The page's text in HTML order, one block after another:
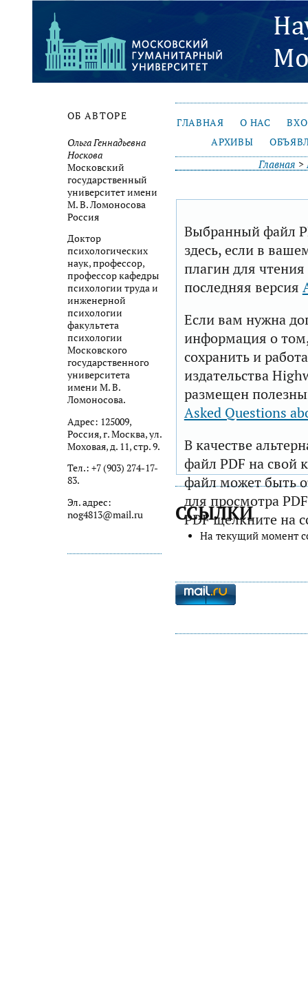
ОБ АВТОРЕ
Ольга Геннадьевна
Носкова
Московский
государственный
университет имени
М. В. Ломоносова
Россия
Доктор
психологических
наук, профессор,
профессор кафедры
психологии труда и
инженерной
психологии
факультета
психологии
Московского
государственного
университета
имени М. В.
Ломоносова.
Адрес: 125009,
Россия, г. Москва, ул.
Моховая, д. 11, стр. 9.
Тел.: +7 (903) 274-17-
83.
Эл. адрес:
nog4813@mail.ru
ГЛАВНАЯ О НАС
АРХИВЫ
Главная >
Выбранный файл
здесь, если в
плагин для
последняя версия
Если вам нужна
информация о том,
сохранить и
издательства
размещен
Asked Questions
В качестве
файл PDF на свой
файл может быть
для просмотра
PDF щелкните на
ССЫЛКИ
На текущий момент